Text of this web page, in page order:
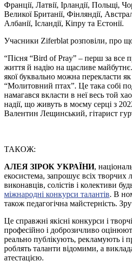
Франції, Латвії, Ірландії, Польщі,
Великої Британії, Фінляндії,
Албанії, Ісландії, Кіпру та Естонії.
Учасники Ziferblat розповіли, про що
“Пісня “Bird of Pray” – перш за все
життя й надію на щасливе
якої буквально можна перекласти
“Молитовний птах”. Це така собі
намагався вкласти в неї весь той
надії, що живуть в моєму серці з
Валентин Лещинський, гітарист
ТАКОЖ:
АЛЕЯ ЗІРОК УКРАЇНИ,
екосистема, запрошує всіх творчих
виконавців, солістів і колективи
міжнародні конкурси талантів. В
також педагогічна майстерність.
Це справжні якісні конкурси і
професійно і доброзичливо
реально публікують, рекламують і
роблять таланти відомими, а
атестацією.